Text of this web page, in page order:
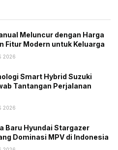
awal tahun depan,” ujar
PT Mitsubishi Motors
(MMKSI).
Mobil Listrik
Meluncur dengan Harga
Fitur Modern untuk Keluarga
2026
Smart Hybrid Suzuki
Tantangan Perjalanan
2026
Baru Hyundai Stargazer
Dominasi MPV di Indonesia